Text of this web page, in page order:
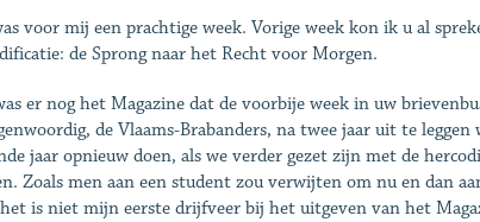
voor mij een prachtige week. Vorige week kon ik u al
de Sprong naar het Recht voor Morgen.
er nog het Magazine dat de voorbije week in uw
de Vlaams-Brabanders, na twee jaar uit te
jaar opnieuw doen, als we verder gezet zijn met de
Zoals men aan een student zou verwijten om nu en dan
is niet mijn eerste drijfveer bij het uitgeven van het